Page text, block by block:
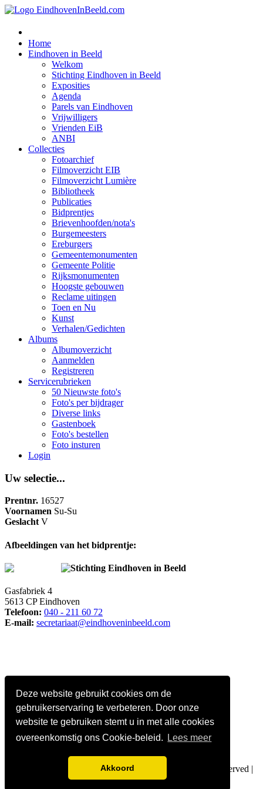
Deze website gebruikt cookies om de
gebruikerservaring te verbeteren. Door onze
website te gebruiken stemt u in met alle cookies
overeenkomstig ons Cookie-beleid.
Lees meer
Akkoord
Home
Eindhoven in Beeld
Welkom
Stichting Eindhoven in Beeld
Exposities
Agenda
Parels van Eindhoven
Vrijwilligers
Vrienden EiB
ANBI
Collecties
Fotoarchief
Filmoverzicht EIB
Filmoverzicht Lumière
Bibliotheek
Publicaties
Bidprentjes
Brievenhoofden/nota's
Burgemeesters
Ereburgers
Gemeentemonumenten
Gemeente Politie
Rijksmonumenten
Hoogste gebouwen
Reclame uitingen
Toen en Nu
Kunst
Verhalen/Gedichten
Albums
Albumoverzicht
Aanmelden
Registreren
Servicerubrieken
50 Nieuwste foto's
Foto's per bijdrager
Diverse links
Gastenboek
Foto's bestellen
Foto insturen
Login
Uw selectie...
Prentnr. 16527
Voornamen Su-Su
GeslachtV
Afbeeldingen van het bidprentje:
Stichting Eindhoven in Beeld
Gasfabriek 4
5613 CP Eindhoven
Telefoon: 040 - 211 60 72
E-mail: secretariaat@eindhoveninbeeld.com
Stichting Eindhoven in Beeld
. All Rights Reserved |